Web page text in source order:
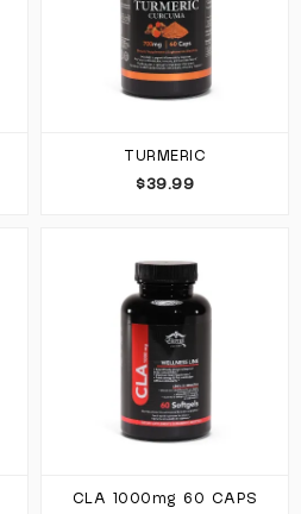
TURMERIC
$39.99
CLA 1000mg 60 CAPS